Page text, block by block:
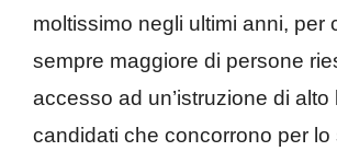
moltissimo negli ultimi anni, per
sempre maggiore di persone
accesso ad un’istruzione di alto
candidati che concorrono per lo